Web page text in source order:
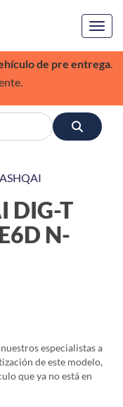
de pre entrega.
DIG-T
N-
especialistas a
de este modelo,
que ya no está en